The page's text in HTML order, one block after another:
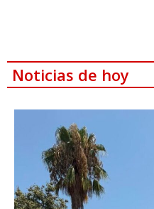
Noticias de hoy